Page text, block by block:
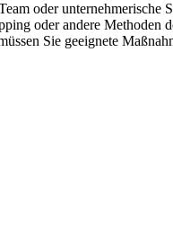
oder
oder andere
Sie geeignete